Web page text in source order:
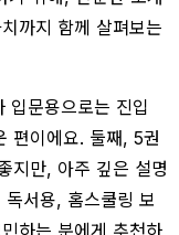
까지 함께 살펴보는
입문용으로는 진입
편이에요. 둘째, 5권
지만, 아주 깊은 설명
서용, 홈스쿨링 보
하는 분에게 추천하